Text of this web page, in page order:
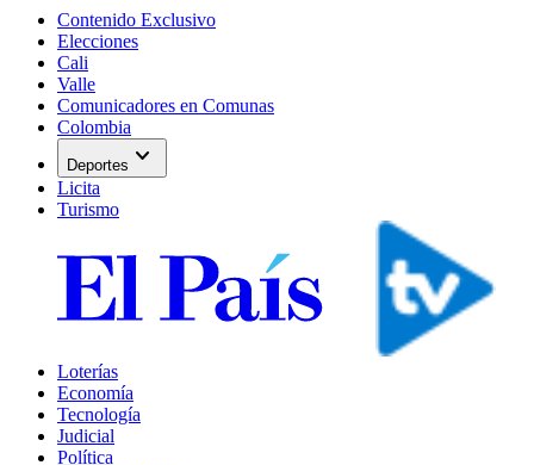
Contenido Exclusivo
Elecciones
Cali
Valle
Comunicadores en Comunas
Colombia
Deportes expand_more
Licita
Turismo
Loterías
Economía
Tecnología
Judicial
Política